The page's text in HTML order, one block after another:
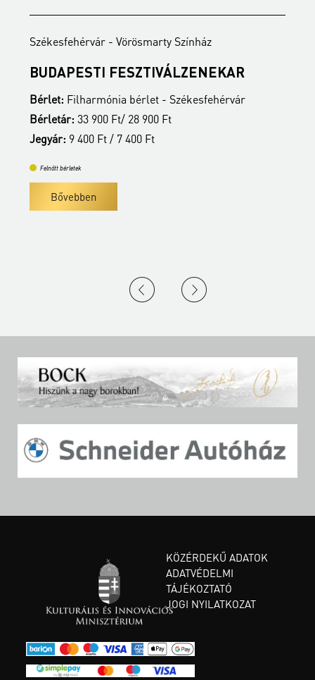
Székesfehérvár - Vörösmarty Színház
BUDAPESTI FESZTIVÁLZENEKAR
Bérlet: Filharmónia bérlet - Székesfehérvár
Bérletár: 33 900 Ft/ 28 900 Ft
Jegyár: 9 400 Ft / 7 400 Ft
Felnőtt bérletek
Bővebben
KÖZÉRDEKŰ ADATOK
ADATVÉDELMI
TÁJÉKOZTATÓ
JOGI NYILATKOZAT